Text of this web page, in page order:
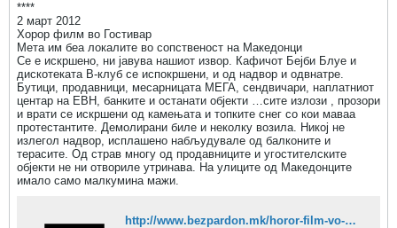
****
2 март 2012
Хорор филм во Гостивар
Мета им беа локалите во сопственост на Македонци
Се е искршено, ни јавува нашиот извор. Кафичот Бејби Блуе и
дискотеката В-клуб се испокршени, и од надвор и одвнатре.
Бутици, продавници, месарницата МЕГА, сендвичари, наплатниот
центар на ЕВН, банките и останати објекти …сите излози , прозори
и врати се искршени од камењата и топките снег со кои маваа
протестантите. Демолирани биле и неколку возила. Никој не
излегол надвор, исплашено набљудувале од балконите и
терасите. Од страв многу од продавниците и угостителските
објекти не ни отвориле утринава. На улиците од Македонците
имало само малкумина мажи.
http://www.bezpardon.mk/horor-film-vo-gostivar-iskrsheni-izlozi-prazni-duk-ani-smrtni-zakani/